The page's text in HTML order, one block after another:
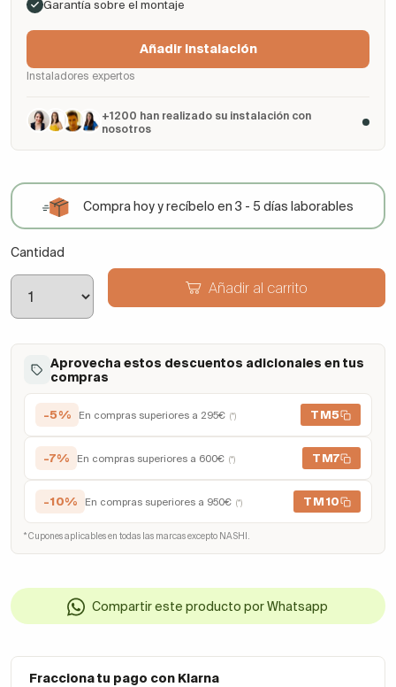
Garantía sobre el montaje
Añadir Instalación
Instaladores expertos
+1200 han realizado su instalación con
nosotros
Compra hoy y recíbelo en 3 - 5 días laborables
Cantidad
Añadir al carrito
Aprovecha estos descuentos adicionales en tus
compras
-5% En compras superiores a 295€ (*) TM5
-7% En compras superiores a 600€ (*) TM7
-10% En compras superiores a 950€ (*) TM10
* Cupones aplicables en todas las marcas excepto NASHI.
Compartir este producto por Whatsapp
Fracciona tu pago con Klarna